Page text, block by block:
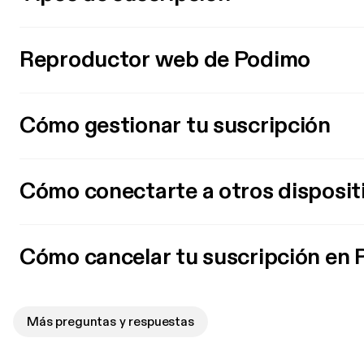
Reproductor web de Podimo
Cómo gestionar tu suscripción
Cómo conectarte a otros
Cómo cancelar tu suscripción en
Más preguntas y respuestas